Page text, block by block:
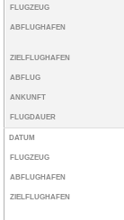
FLUGZEUG
ABFLUGHAFEN
ZIELFLUGHAFEN
ABFLUG
ANKUNFT
FLUGDAUER
DATUM
FLUGZEUG
ABFLUGHAFEN
ZIELFLUGHAFEN